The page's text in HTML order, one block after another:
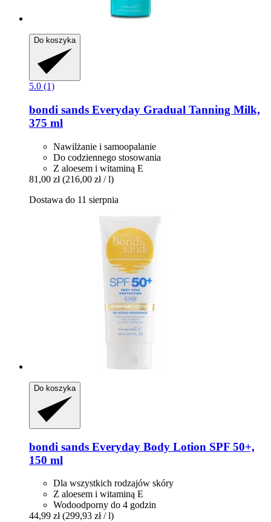
Do koszyka
5.0 (1)
bondi sands Everyday Gradual Tanning Milk,
375 ml
Nawilżanie i samoopalanie
Do codziennego stosowania
Z aloesem i witaminą E
81,00 zł (216,00 zł / l)
Dostawa do 11 sierpnia
Do koszyka
bondi sands Everyday Body Lotion SPF 50+,
150 ml
Dla wszystkich rodzajów skóry
Z aloesem i witaminą E
Wodoodporny do 4 godzin
44,99 zł (299,93 zł / l)